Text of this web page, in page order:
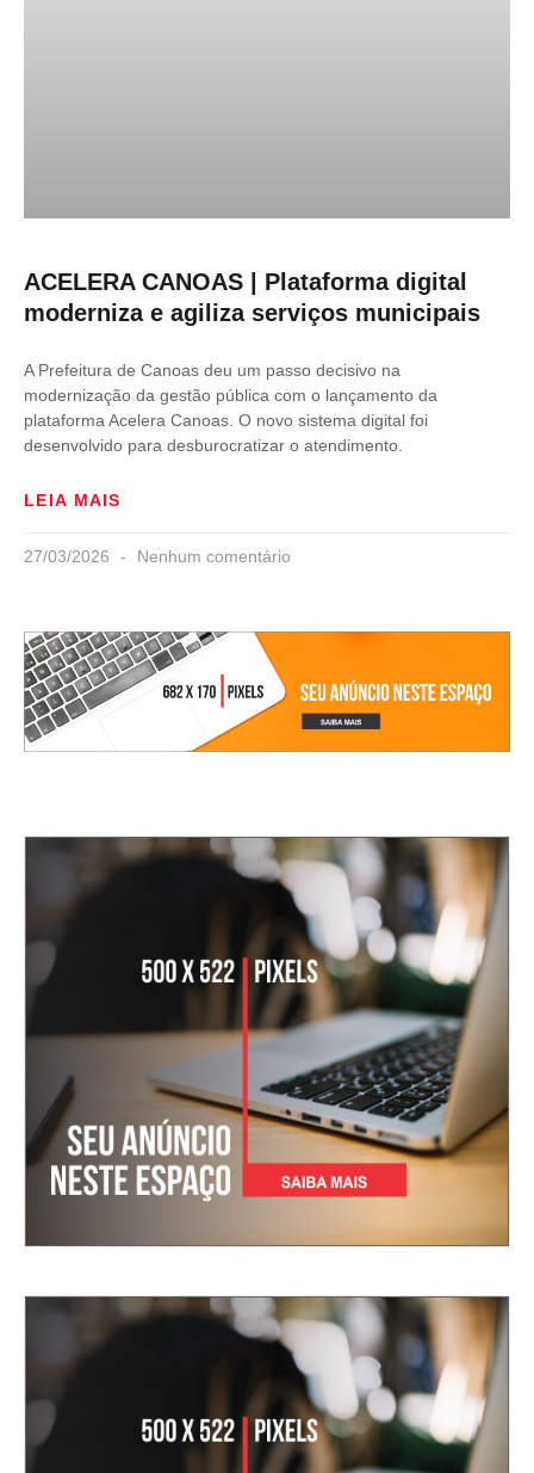
ACELERA CANOAS | Plataforma digital
moderniza e agiliza serviços municipais
A Prefeitura de Canoas deu um passo decisivo na
modernização da gestão pública com o lançamento da
plataforma Acelera Canoas. O novo sistema digital foi
desenvolvido para desburocratizar o atendimento.
LEIA MAIS
27/03/2026 Nenhum comentário